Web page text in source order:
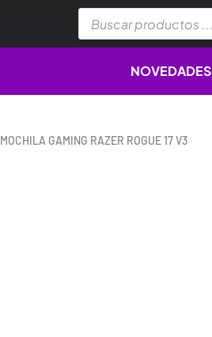
productos
NOVEDADES
MOCHILA GAMING RAZER ROGUE 17 V3